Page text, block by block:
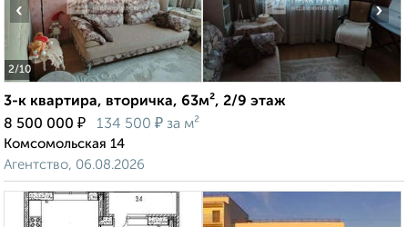
2/10
‹ ›
3-к квартира, вторичка, 63м², 2/9 этаж
8 500 000 ₽ 134 500 ₽ за м²
Комсомольская 14
Агентство, 06.08.2026